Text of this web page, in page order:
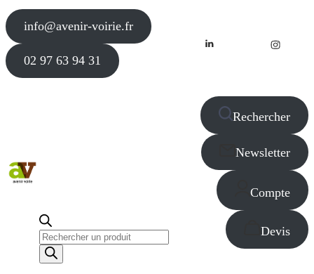
info@avenir-voirie.fr
02 97 63 94 31
Recherche
de
produits
Rechercher
Newsletter
Compte
Devis